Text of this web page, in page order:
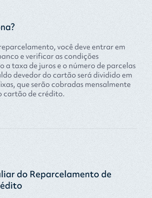
você deve entrar em
e verificar as condições
a taxa de juros e o número de parcelas
devedor do cartão será dividido em
que serão cobradas mensalmente
cartão de crédito.
do Reparcelamento de